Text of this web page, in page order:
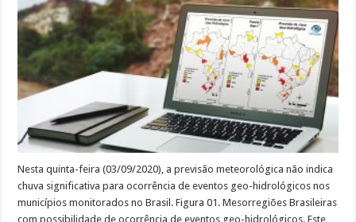
Nesta quinta-feira (03/09/2020), a previsão meteorológica não indica
chuva significativa para ocorrência de eventos geo-hidrológicos nos
municípios monitorados no Brasil. Figura 01. Mesorregiões Brasileiras
com possibilidade de ocorrência de eventos geo-hidrológicos. Este